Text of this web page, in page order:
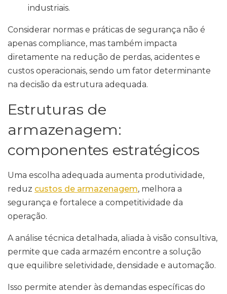
industriais.
Considerar normas e práticas de segurança não é
apenas compliance, mas também impacta
diretamente na redução de perdas, acidentes e
custos operacionais, sendo um fator determinante
na decisão da estrutura adequada.
Estruturas de
armazenagem:
componentes estratégicos
Uma escolha adequada aumenta produtividade,
reduz custos de armazenagem, melhora a
segurança e fortalece a competitividade da
operação.
A análise técnica detalhada, aliada à visão consultiva,
permite que cada armazém encontre a solução
que equilibre seletividade, densidade e automação.
Isso permite atender às demandas específicas do